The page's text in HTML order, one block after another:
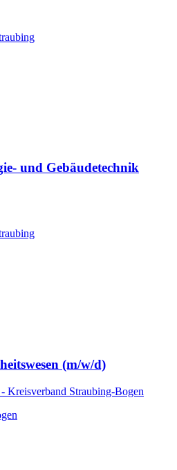
und Gebäudetechnik
(m/w/d)
Kreisverband Straubing-Bogen